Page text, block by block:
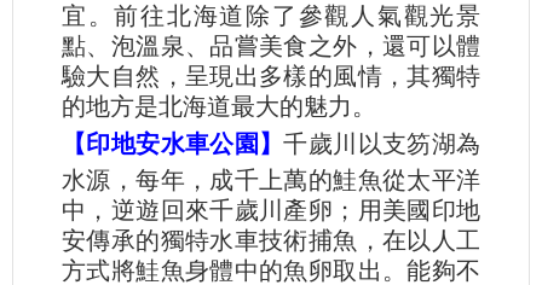
宜。前往北海道除了參觀人氣觀光景
點、泡溫泉、品嘗美食之外，還可以體
驗大自然，呈現出多樣的風情，其獨特
的地方是北海道最大的魅力。
【印地安水車公園】千歲川以支笏湖為
水源，每年，成千上萬的鮭魚從太平洋
中，逆遊回來千歲川產卵；用美國印地
安傳承的獨特水車技術捕魚，在以人工
方式將鮭魚身體中的魚卵取出。能夠不